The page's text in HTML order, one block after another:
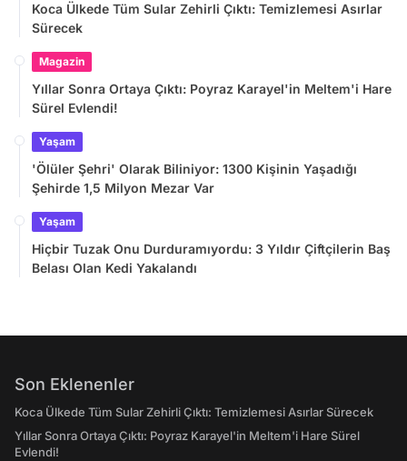
Koca Ülkede Tüm Sular Zehirli Çıktı: Temizlemesi Asırlar
Sürecek
Magazin
Yıllar Sonra Ortaya Çıktı: Poyraz Karayel'in Meltem'i Hare
Sürel Evlendi!
Yaşam
'Ölüler Şehri' Olarak Biliniyor: 1300 Kişinin Yaşadığı
Şehirde 1,5 Milyon Mezar Var
Yaşam
Hiçbir Tuzak Onu Durduramıyordu: 3 Yıldır Çiftçilerin Baş
Belası Olan Kedi Yakalandı
Son Eklenenler
Koca Ülkede Tüm Sular Zehirli Çıktı: Temizlemesi Asırlar Sürecek
Yıllar Sonra Ortaya Çıktı: Poyraz Karayel'in Meltem'i Hare Sürel
Evlendi!